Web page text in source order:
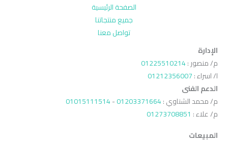
الصفحة الرئيسية
جميع منتجاتنا
تواصل معنا
الإدارة
م/ منصور :01225510214
ا/ اسراء :01212356007
الدعم الفنى
م/ محمد الشناوي :01203371664
-
01015111514
م/ علاء : 01273708851
المبيعات